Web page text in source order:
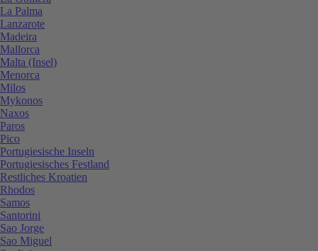
La Palma
Lanzarote
Madeira
Mallorca
Malta (Insel)
Menorca
Milos
Mykonos
Naxos
Paros
Pico
Portugiesische Inseln
Portugiesisches Festland
Restliches Kroatien
Rhodos
Samos
Santorini
Sao Jorge
Sao Miguel